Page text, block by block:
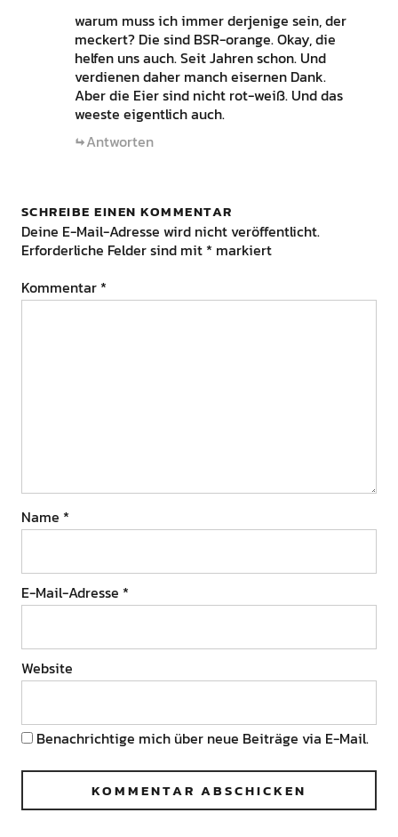
warum muss ich immer derjenige sein, der
meckert? Die sind BSR-orange. Okay, die
helfen uns auch. Seit Jahren schon. Und
verdienen daher manch eisernen Dank.
Aber die Eier sind nicht rot-weiß. Und das
weeste eigentlich auch.
Antworten
SCHREIBE EINEN KOMMENTAR
Deine E-Mail-Adresse wird nicht veröffentlicht.
Erforderliche Felder sind mit * markiert
Kommentar *
Name *
E-Mail-Adresse *
Website
Benachrichtige mich über neue Beiträge via E-Mail.